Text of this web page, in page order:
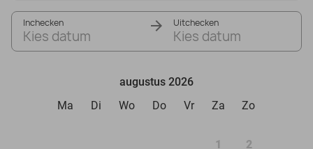
Inchecken
Kies datum
Uitchecken
Kies datum
augustus 2026
Ma
Di Wo Do Vr Za Zo
1 2